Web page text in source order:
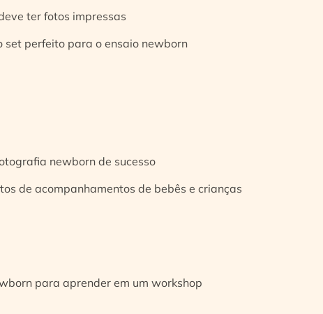
ter fotos impressas
set perfeito para o ensaio newborn
newborn de sucesso
de acompanhamentos de bebês e crianças
para aprender em um workshop